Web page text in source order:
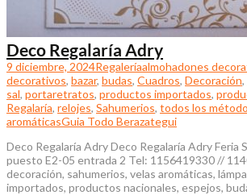
Deco Regalaría Adry
9 diciembre, 2024Regaleríaalmohadones
decorativos, bazar, budas, Cuadros, Decoración,
sal, portaretratos, productos importados,
Regalaría, relojes, Sahumerios, todos los
aromáticasGuia Todo Berazategui
Deco Regalaría Adry Deco Regalaría Adry Feria
puesto E2-05 entrada 2 Tel: 1156419330 //
decoración, sahumerios, velas aromáticas,
importados, productos nacionales, espejos,